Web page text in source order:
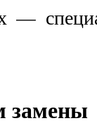
—
замены